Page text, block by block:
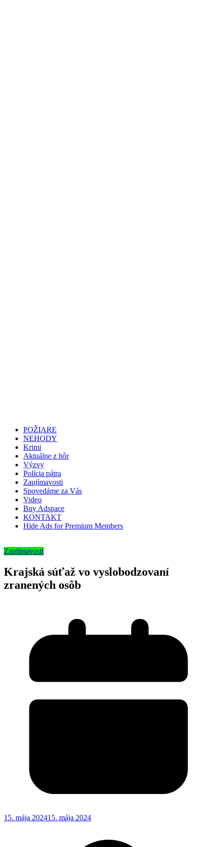
POŽIARE
NEHODY
Krimi
Aktuálne z hôr
Výzvy
Polícia pátra
Zaujímavosti
Spovedáme za Vás
Video
Buy Adspace
KONTAKT
Hide Ads for Premium Members
Zaujímavosti
Krajská súťaž vo vyslobodzovaní
zranených osôb
15. mája 202415. mája 2024